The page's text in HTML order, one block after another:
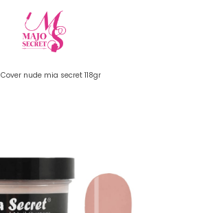
Cover nude mia secret 118gr